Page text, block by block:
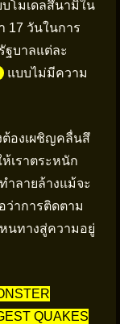
โมเดลสึนามิใน
17 วันในการ
ฐบาลแต่ละ
แบบไม่มีความ
ต้องเผชิญคลื่นสึ
ห้เราตระหนัก
ำลายล้างแม้จะ
ว่าการติดตาม
นทางสู่ความอยู่
QUAKES